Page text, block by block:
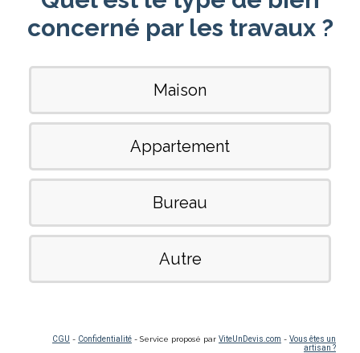
concerné par les travaux ?
Maison
Appartement
Bureau
Autre
CGU - Confidentialité - Service proposé par ViteUnDevis.com - Vous êtes un
artisan ?